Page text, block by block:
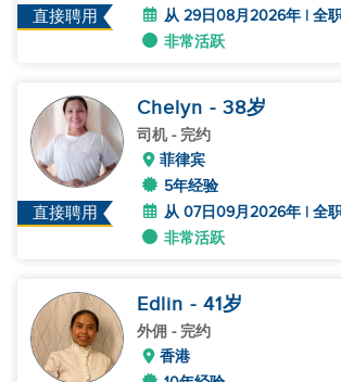
直接聘用
从 29日08月2026年 | 全
非常活跃
直接聘用
Chelyn - 38岁
司机- 完约
菲律宾
5年经验
从 07日09月2026年 | 全
非常活跃
Edlin - 41岁
外佣 - 完约
香港